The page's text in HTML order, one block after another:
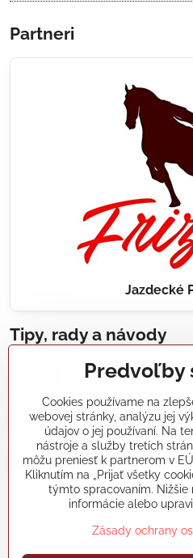
Partneri
Jazdecké
Tipy, rady a návody
Realizácie záhradných jazierok,
Články a blogy
Rady a návody
koikapre/
Predvoľby
Cookies používame na
webovej stránky, analýzu jej
údajov o jej používaní. Na
nástroje a služby tretích
môžu preniesť k partnerom v
Kliknutím na „Prijať všetky
týmto spracovaním.
informácie alebo
Zásady ochrany